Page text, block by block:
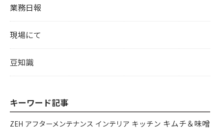
業務日報
現場にて
豆知識
キーワード記事
ZEH アフターメンテナンス インテリア キッチン キムチ＆味噌